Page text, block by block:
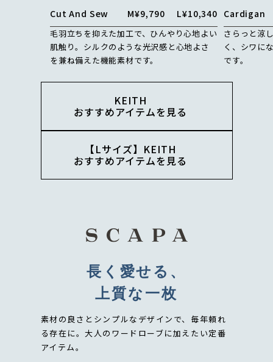
Cut And Sew M¥9,790 L¥10,340
毛羽立ちを抑えた加工で、ひんやり心地よい
肌触り。シルクのような光沢感と心地よさ
を兼ね備えた機能素材です。
Cardigan
さらっと涼
く、シワに
です。
KEITH
おすすめアイテムを見る
【Lサイズ】KEITH
おすすめアイテムを見る
長く愛せる、
上質な一枚
素材の良さとシンプルなデザインで、毎年頼れ
る存在に。大人のワードローブに加えたい定番
アイテム。